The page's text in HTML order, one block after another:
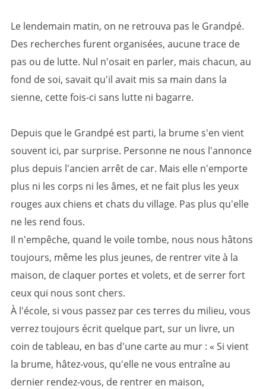
Le lendemain matin, on ne retrouva pas le Grandpé.
Des recherches furent organisées, aucune trace de
pas ou de lutte. Nul n'osait en parler, mais chacun, au
fond de soi, savait qu'il avait mis sa main dans la
sienne, cette fois-ci sans lutte ni bagarre.
Depuis que le Grandpé est parti, la brume s'en vient
souvent ici, par surprise. Personne ne nous l'annonce
plus depuis l'ancien arrêt de car. Mais elle n'emporte
plus ni les corps ni les âmes, et ne fait plus les yeux
rouges aux chiens et chats du village. Pas plus qu'elle
ne les rend fous.
Il n'empêche, quand le voile tombe, nous nous hâtons
toujours, même les plus jeunes, de rentrer vite à la
maison, de claquer portes et volets, et de serrer fort
ceux qui nous sont chers.
À l'école, si vous passez par ces terres du milieu, vous
verrez toujours écrit quelque part, sur un livre, un
coin de tableau, en bas d'une carte au mur : « Si vient
la brume, hâtez-vous, qu'elle ne vous entraîne au
dernier rendez-vous, de rentrer en maison,